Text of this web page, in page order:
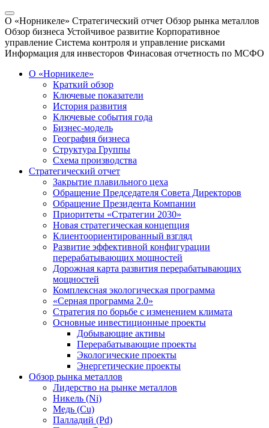
О «Норникеле» Стратегический отчет Обзор рынка металлов
Обзор бизнеса Устойчивое развитие Корпоративное
управление Система контроля и управление рисками
Информация для инвесторов Финасовая отчетность по МСФО
О «Норникеле»
Краткий обзор
Ключевые показатели
История развития
Ключевые события года
Бизнес-модель
География бизнеса
Структура Группы
Схема производства
Стратегический отчет
Закрытие плавильного цеха
Обращение Председателя Совета Директоров
Обращение Президента Компании
Приоритеты «Стратегии 2030»
Новая стратегическая концепция
Клиентоориентированный взгляд
Развитие эффективной конфигурации
перерабатывающих мощностей
Дорожная карта развития перерабатывающих
мощностей
Комплексная экологическая программа
«Серная программа 2.0»
Стратегия по борьбе с изменением климата
Основные инвестиционные проекты
Добывающие активы
Перерабатывающие проекты
Экологические проекты
Энергетические проекты
Обзор рынка металлов
Лидерство на рынке металлов
Никель (Ni)
Медь (Cu)
Палладий (Pd)